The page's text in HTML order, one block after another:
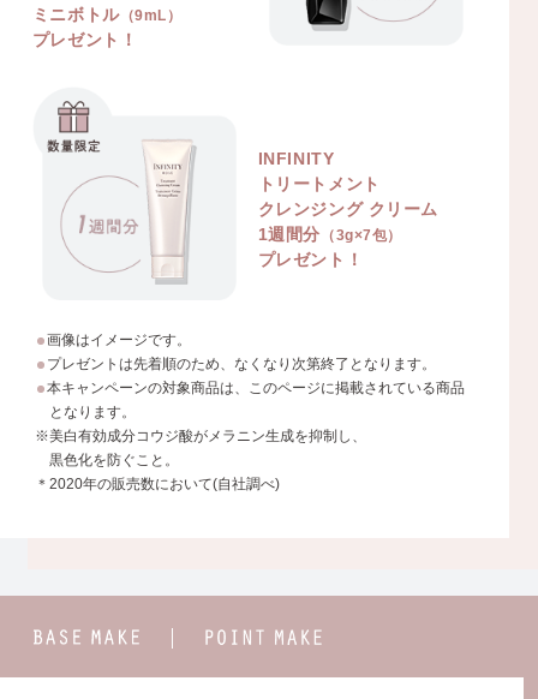
ミニボトル（9mL）
プレゼント！
INFINITY
トリートメント
クレンジング クリーム
1週間分 （3g×7包）
プレゼント！
画像はイメージです。
プレゼントは先着順のため、なくなり次第終了となります。
本キャンペーンの対象商品は、このページに掲載されている商品
となります。
※美白有効成分コウジ酸がメラニン生成を抑制し、
黒色化を防ぐこと。
＊2020年の販売数において(自社調べ)
BASE
MAKE
POINT
MAKE